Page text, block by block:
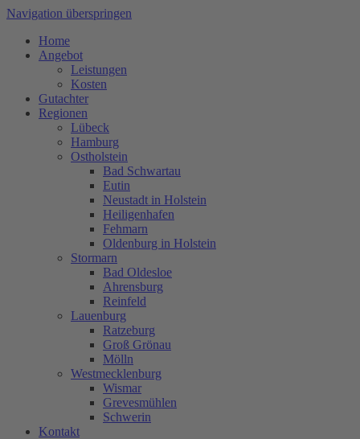
Navigation überspringen
Home
Angebot
Leistungen
Kosten
Gutachter
Regionen
Lübeck
Hamburg
Ostholstein
Bad Schwartau
Eutin
Neustadt in Holstein
Heiligenhafen
Fehmarn
Oldenburg in Holstein
Stormarn
Bad Oldesloe
Ahrensburg
Reinfeld
Lauenburg
Ratzeburg
Groß Grönau
Mölln
Westmecklenburg
Wismar
Grevesmühlen
Schwerin
Kontakt